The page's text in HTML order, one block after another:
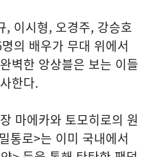
, 이시형, 오경주, 강승호
의 배우가 무대 위에서
벽한 앙상블은 보는 이들
한다.
마에카와 토모히로의 원
통로>는 이미 국내에서